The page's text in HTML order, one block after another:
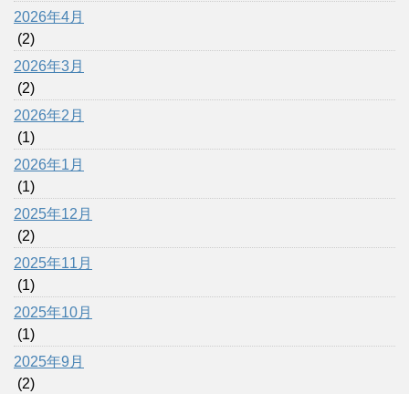
2026年4月
(2)
2026年3月
(2)
2026年2月
(1)
2026年1月
(1)
2025年12月
(2)
2025年11月
(1)
2025年10月
(1)
2025年9月
(2)